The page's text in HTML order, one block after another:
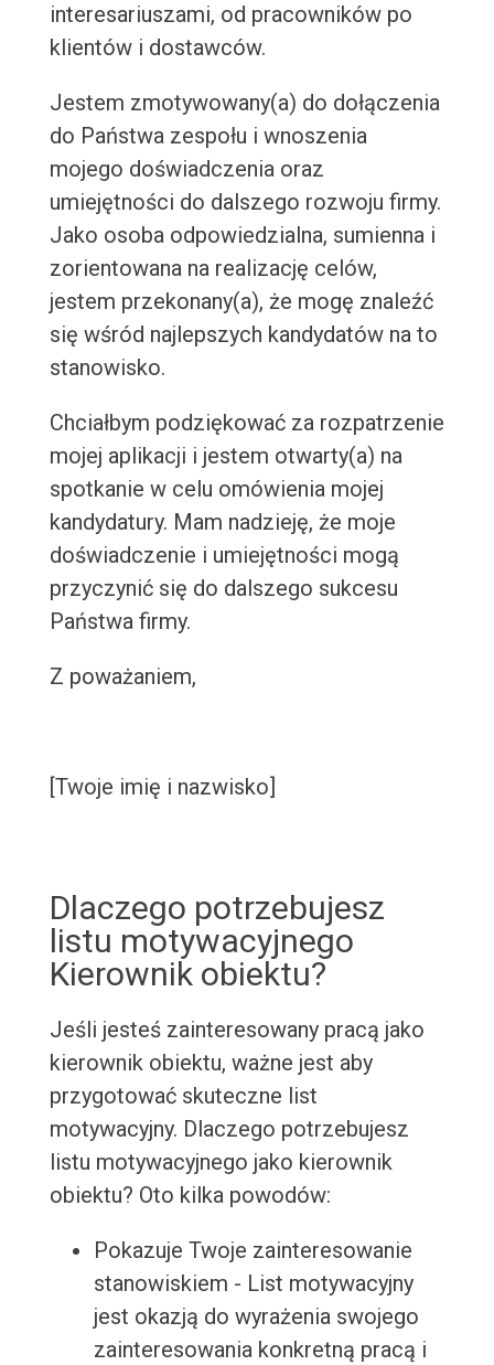
interesariuszami, od pracowników po
klientów i dostawców.
Jestem zmotywowany(a) do dołączenia
do Państwa zespołu i wnoszenia
mojego doświadczenia oraz
umiejętności do dalszego rozwoju firmy.
Jako osoba odpowiedzialna, sumienna i
zorientowana na realizację celów,
jestem przekonany(a), że mogę znaleźć
się wśród najlepszych kandydatów na to
stanowisko.
Chciałbym podziękować za rozpatrzenie
mojej aplikacji i jestem otwarty(a) na
spotkanie w celu omówienia mojej
kandydatury. Mam nadzieję, że moje
doświadczenie i umiejętności mogą
przyczynić się do dalszego sukcesu
Państwa firmy.
Z poważaniem,
[Twoje imię i nazwisko]
Dlaczego potrzebujesz
listu motywacyjnego
Kierownik obiektu?
Jeśli jesteś zainteresowany pracą jako
kierownik obiektu, ważne jest aby
przygotować skuteczne list
motywacyjny. Dlaczego potrzebujesz
listu motywacyjnego jako kierownik
obiektu? Oto kilka powodów:
Pokazuje Twoje zainteresowanie
stanowiskiem - List motywacyjny
jest okazją do wyrażenia swojego
zainteresowania konkretną pracą i